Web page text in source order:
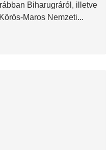
Biharugráról, illetve
Maros Nemzeti...